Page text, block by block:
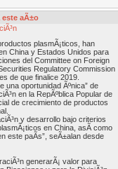
aÃ±o
plasmÃ¡ticos, han
China y Estados Unidos para
del Committee on Foreign
Regulatory Commission
de que finalice 2019.
una oportunidad Ãºnica” de
en la RepÃºblica Popular de
de crecimiento de productos
y desarrollo bajo criterios
en China, asÃ­ como
este paÃ­s”, seÃ±alan desde
generarÃ¡ valor para